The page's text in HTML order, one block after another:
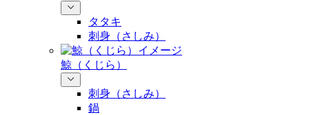
タタキ
刺身（さしみ）
鯨（くじら）
刺身（さしみ）
鍋